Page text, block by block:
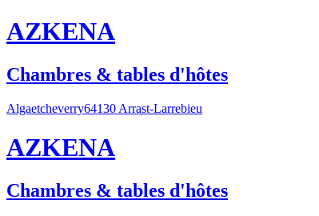
AZKENA
Chambres & tables d'hôtes
Algaetcheverry64130 Arrast-Larrebieu
AZKENA
Chambres & tables d'hôtes